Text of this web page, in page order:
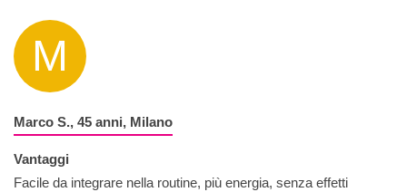
M
Marco S., 45 anni, Milano
Vantaggi
Facile da integrare nella routine, più energia, senza effetti